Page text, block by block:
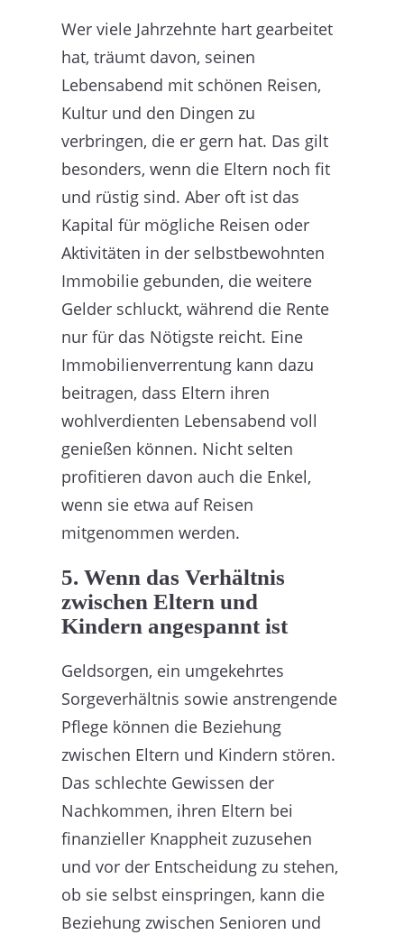
Wer viele Jahrzehnte hart gearbeitet
hat, träumt davon, seinen
Lebensabend mit schönen Reisen,
Kultur und den Dingen zu
verbringen, die er gern hat. Das gilt
besonders, wenn die Eltern noch fit
und rüstig sind. Aber oft ist das
Kapital für mögliche Reisen oder
Aktivitäten in der selbstbewohnten
Immobilie gebunden, die weitere
Gelder schluckt, während die Rente
nur für das Nötigste reicht. Eine
Immobilienverrentung kann dazu
beitragen, dass Eltern ihren
wohlverdienten Lebensabend voll
genießen können. Nicht selten
profitieren davon auch die Enkel,
wenn sie etwa auf Reisen
mitgenommen werden.
5. Wenn das Verhältnis
zwischen Eltern und
Kindern angespannt ist
Geldsorgen, ein umgekehrtes
Sorgeverhältnis sowie anstrengende
Pflege können die Beziehung
zwischen Eltern und Kindern stören.
Das schlechte Gewissen der
Nachkommen, ihren Eltern bei
finanzieller Knappheit zuzusehen
und vor der Entscheidung zu stehen,
ob sie selbst einspringen, kann die
Beziehung zwischen Senioren und